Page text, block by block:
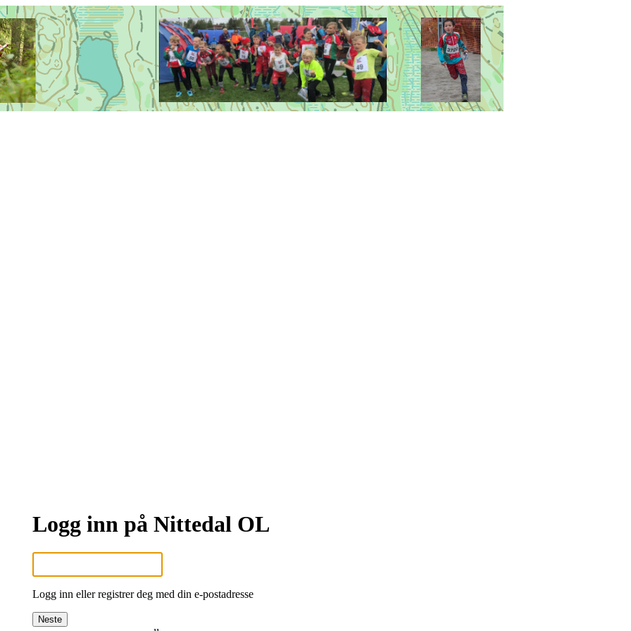
Logg inn på Nittedal OL
Logg inn eller registrer deg med din e-postadresse
Neste